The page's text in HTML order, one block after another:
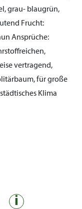
grau- blaugrün,
Frucht:
Ansprüche:
vertragend,
für große
Klima
i